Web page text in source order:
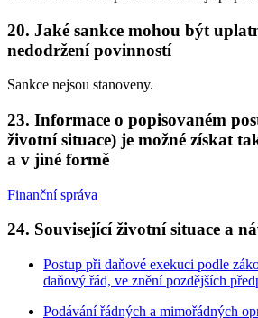
20. Jaké sankce mohou být
nedodržení povinností
Sankce nejsou stanoveny.
23. Informace o popisovaném
životní situace) je možné získat
a v jiné formě
Finanční správa
24. Související životní situace a
Postup při daňové exekuci podle
daňový řád, ve znění pozdějších
Podávání řádných a mimořádných